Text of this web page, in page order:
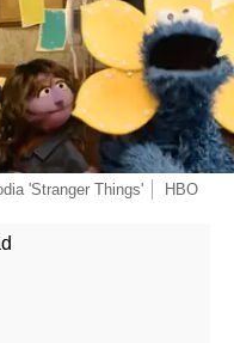
'Stranger Things' HBO